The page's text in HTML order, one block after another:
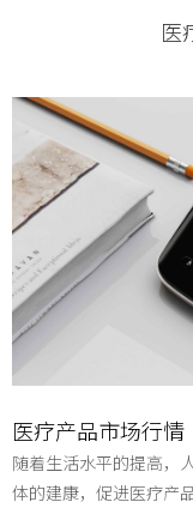
医
医疗产品市场行情
随着生活水平的提高，
体的建康，促进医疗产